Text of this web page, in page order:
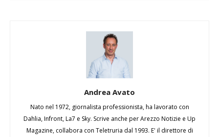
Andrea Avato
Nato nel 1972, giornalista professionista, ha lavorato con
Dahlia, Infront, La7 e Sky. Scrive anche per Arezzo Notizie e Up
Magazine, collabora con Teletruria dal 1993. E' il direttore di